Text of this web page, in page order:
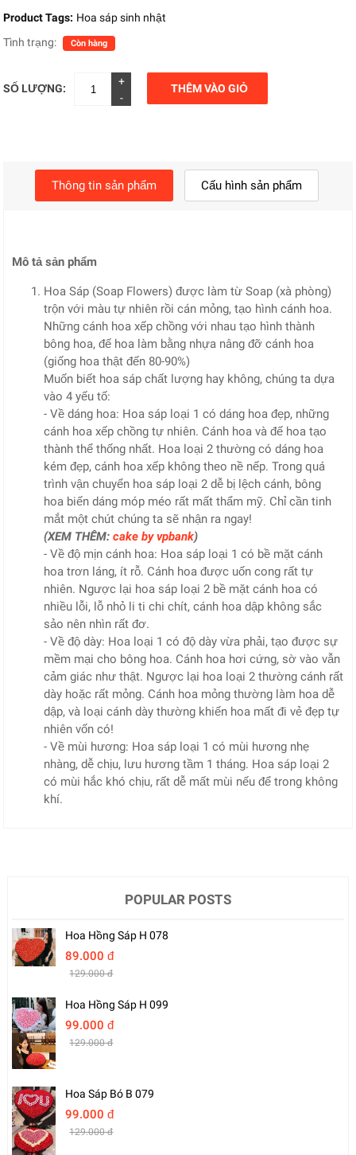
Product Tags: Hoa sáp sinh nhật
Tình trạng:
Còn hàng
SỐ LƯỢNG:
+
-
THÊM VÀO GIỎ
Thông tin sản phẩm Cấu hình sản phẩm
Mô tả sản phẩm
Hoa Sáp (Soap Flowers) được làm từ Soap (xà phòng)
trộn với màu tự nhiên rồi cán mỏng, tạo hình cánh hoa.
Những cánh hoa xếp chồng với nhau tạo hình thành
bông hoa, đế hoa làm bằng nhựa nâng đỡ cánh hoa
(giống hoa thật đến 80-90%)
Muốn biết hoa sáp chất lượng hay không, chúng ta dựa
vào 4 yếu tố:
- Về dáng hoa: Hoa sáp loại 1 có dáng hoa đẹp, những
cánh hoa xếp chồng tự nhiên. Cánh hoa và đế hoa tạo
thành thể thống nhất. Hoa loại 2 thường có dáng hoa
kém đẹp, cánh hoa xếp không theo nề nếp. Trong quá
trình vận chuyển hoa sáp loại 2 dễ bị lệch cánh, bông
hoa biến dáng móp méo rất mất thẩm mỹ. Chỉ cần tinh
mắt một chút chúng ta sẽ nhận ra ngay!
(XEM THÊM:cake by vpbank)
- Về độ mịn cánh hoa: Hoa sáp loại 1 có bề mặt cánh
hoa trơn láng, ít rỗ. Cánh hoa được uốn cong rất tự
nhiên. Ngược lại hoa sáp loại 2 bề mặt cánh hoa có
nhiều lỗi, lỗ nhỏ li ti chi chít, cánh hoa dập không sắc
sảo nên nhìn rất đơ.
- Về độ dày: Hoa loại 1 có độ dày vừa phải, tạo được sự
mềm mại cho bông hoa. Cánh hoa hơi cứng, sờ vào vẫn
cảm giác như thật. Ngược lại hoa loại 2 thường cánh rất
dày hoặc rất mỏng. Cánh hoa mỏng thường làm hoa dễ
dập, và loại cánh dày thường khiến hoa mất đi vẻ đẹp tự
nhiên vốn có!
- Về mùi hương: Hoa sáp loại 1 có mùi hương nhẹ
nhàng, dễ chịu, lưu hương tầm 1 tháng. Hoa sáp loại 2
có mùi hắc khó chịu, rất dễ mất mùi nếu để trong không
khí.
POPULAR POSTS
Hoa Hồng Sáp H 078
89.000 đ
129.000 đ
Hoa Hồng Sáp H 099
99.000 đ
129.000 đ
Hoa Sáp Bó B 079
99.000 đ
129.000 đ